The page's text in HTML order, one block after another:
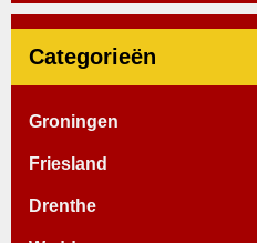
Categorieën
Groningen
Friesland
Drenthe